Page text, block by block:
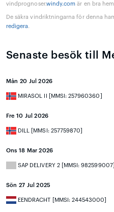
vindprognoser.windy.com är en bra
De säkra vindriktningarna för denna
redigera.
Senaste besök till
Mån 20 Jul 2026
MIRASOL II [MMSI: 257960360]
Fre 10 Jul 2026
DILL [MMSI: 257759870]
Ons 18 Mar 2026
SAP DELIVERY 2 [MMSI: 982599007]
Sön 27 Jul 2025
EENDRACHT [MMSI: 244543000]